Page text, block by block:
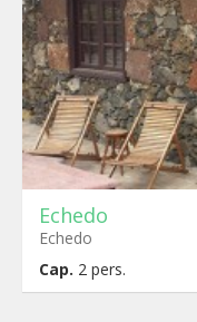
Echedo
Echedo
Cap. 2 pers.